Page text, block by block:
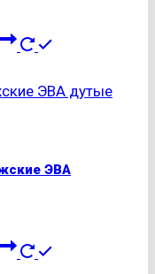
странице
Этот
имеет
можно
странице
ЭВА
Этот